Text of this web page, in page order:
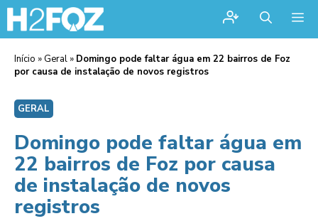
Início » Geral » Domingo pode faltar água em 22 bairros de Foz
por causa de instalação de novos registros
GERAL
Domingo pode faltar água em
22 bairros de Foz por causa
de instalação de novos
registros